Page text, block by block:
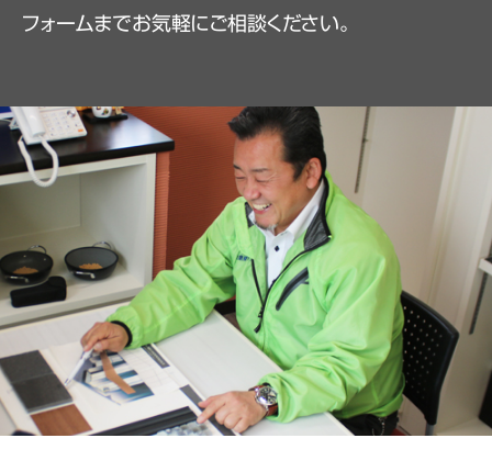
フォームまでお気軽にご相談ください。